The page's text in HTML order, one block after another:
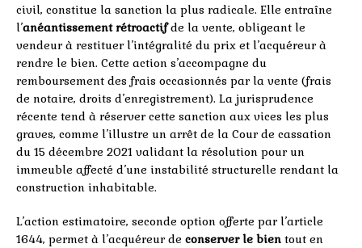
civil, constitue la sanction la plus radicale. Elle entraîne
l’anéantissement rétroactifde la vente, obligeant le
vendeur à restituer l’intégralité du prix et l’acquéreur à
rendre le bien. Cette action s’accompagne du
remboursement des frais occasionnés par la vente (frais
de notaire, droits d’enregistrement). La jurisprudence
récente tend à réserver cette sanction aux vices les plus
graves, comme l’illustre un arrêt de la Cour de cassation
du 15 décembre 2021 validant la résolution pour un
immeuble affecté d’une instabilité structurelle rendant la
construction inhabitable.
L’action estimatoire, seconde option offerte par l’article
1644, permet à l’acquéreur de conserver le bien tout en